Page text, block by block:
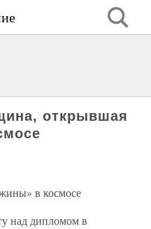
открывшая
в космосе
над дипломом в